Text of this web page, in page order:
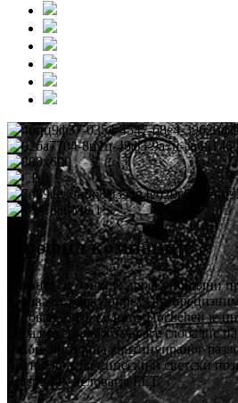
Профил компаније
Ђијангкси Аили је професионални
делова за тешку опрему са
основан 1980. године. Посвећен је
за рад са земљом за драге глобалне
након 40 година континуираног
постао водећи кинески и светски
резервних делова за ГЕТ.